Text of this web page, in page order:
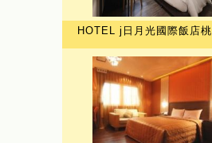
HOTEL j日月光國際飯店